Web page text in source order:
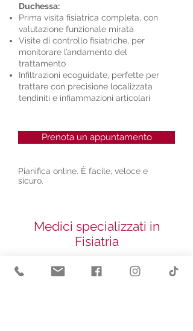
Duchessa:
Prima visita fisiatrica completa, con
valutazione funzionale mirata
Visite di controllo fisiatriche, per
monitorare l’andamento del
trattamento
Infiltrazioni ecoguidate, perfette per
trattare con precisione localizzata
tendiniti e infiammazioni articolari
Prenota un appuntamento
Pianifica online. È facile, veloce e
sicuro.
Medici specializzati in
Fisiatria